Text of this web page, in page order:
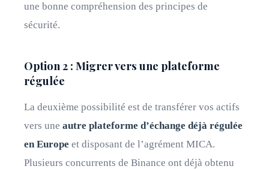
une bonne compréhension des principes de
sécurité.
Option 2 : Migrer vers une plateforme
régulée
La deuxième possibilité est de transférer vos actifs
vers une autre plateforme d’échange déjà régulée
en Europe et disposant de l’agrément MICA.
Plusieurs concurrents de Binance ont déjà obtenu